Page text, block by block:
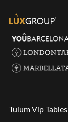
Tulum Vip Tables